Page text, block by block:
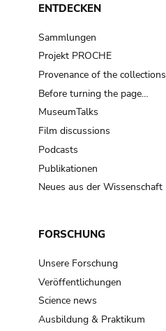
ENTDECKEN
Sammlungen
Projekt PROCHE
Provenance of the collections
Before turning the page…
MuseumTalks
Film discussions
Podcasts
Publikationen
Neues aus der Wissenschaft
FORSCHUNG
Unsere Forschung
Veröffentlichungen
Science news
Ausbildung & Praktikum